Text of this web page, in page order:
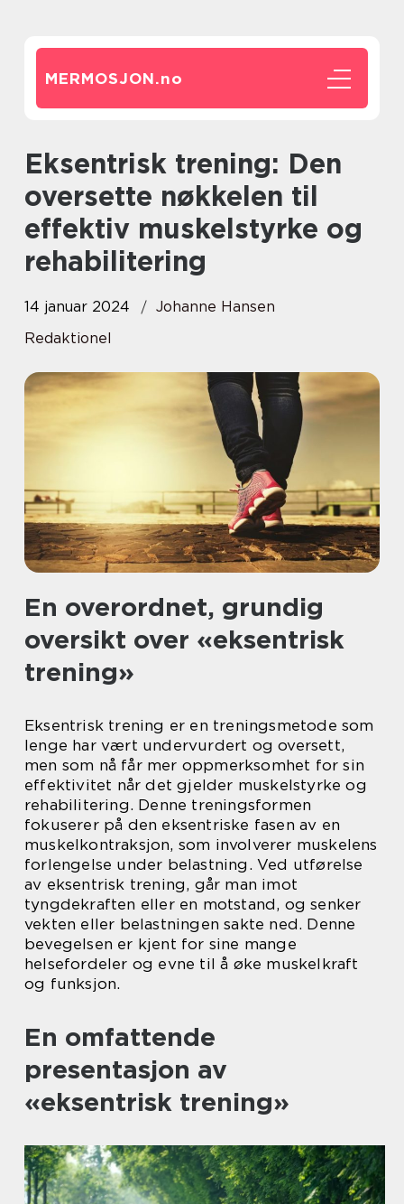
MERMOSJON.no
Eksentrisk trening: Den
oversette nøkkelen til
effektiv muskelstyrke og
rehabilitering
14 januar 2024
Johanne Hansen
Redaktionel
En overordnet, grundig
oversikt over «eksentrisk
trening»
Eksentrisk trening er en treningsmetode som
lenge har vært undervurdert og oversett,
men som nå får mer oppmerksomhet for sin
effektivitet når det gjelder muskelstyrke og
rehabilitering. Denne treningsformen
fokuserer på den eksentriske fasen av en
muskelkontraksjon, som involverer muskelens
forlengelse under belastning. Ved utførelse
av eksentrisk trening, går man imot
tyngdekraften eller en motstand, og senker
vekten eller belastningen sakte ned. Denne
bevegelsen er kjent for sine mange
helsefordeler og evne til å øke muskelkraft
og funksjon.
En omfattende
presentasjon av
«eksentrisk trening»